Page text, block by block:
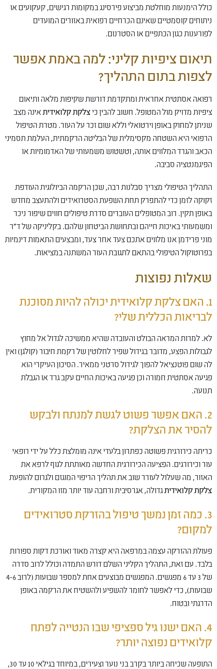
כולל הימנעות מוחלטת מביצוע פירסינג במקומות רגישים, קעקועים או
ניתוחים קוסמטיים שאינם הכרחיים רפואית באזורים המועדים
לפורענות כגון הכתפיים או הסטרנום.
תיאום ציפיות קליני: למה באמת אפשר
לצפות בתום התהליך?
רפואה אסתטית אחראית ומתקדמת דורשת שקיפות מלאה ותיאום
ציפיות מדויק מול המטופל. חשוב להבין כיצלקת קלואידיתאינה מצב
שניתן למחוק באופן וירטואלי וללא שום זכר על העור. מטרת הטיפול
הרפואי היא השטחה מקסימלית של הבליטה הרקמתית, העלמת תסמיני
הכאב והגרד המלווים אותה, וטשטוש משמעותי של האדמומיות או
הפיגמנטציה סביבה.
התהליך הטיפולי מצריך סבלנות רבה, שכן הרקמה הביולוגית העודפת
זקוקה לזמן כדי להתפרק תחת השפעת הסטרואידים ולהתעצב מחדש
באופן תקין. רוב המטופלים העוברים סדרת טיפולים חווים שיפור ניכר
ומשמעותי באיכות חייהם ובתחושת הביטחון שלהם. בקליניקה של ד"ר
מוני פרידמן אנו מלווים אתכם צעד אחר צעד, ומבצעים התאמות דינמיות
בפרוטוקול הטיפולי בהתאם לתגובת העור המשתנה במציאות.
שאלות נפוצות
1. האם צלקת קלואידית יכולה להיות מסוכנת
לבריאות הכללית שלי?
לא. למרות המראה הבולט והעובדה שהיא ממשיכה לגדול אל מחוץ
לגבולות הפצע, מדובר בגידול שפיר לחלוטין של רקמת חיבור (קולגן) ואין
לה שום פוטנציאל להפוך לגידול סרטני ממאיר. הסיכון העיקרי הוא
פגיעה אסתטית חמורה וכן פגיעה באיכות החיים עקב גרד או הגבלת
תנועה.
2. האם אפשר פשוט לגשת למנתח ולבקש
להסיר את הצלקת?
כריתה כירורגית פשוטה כפתרון בלעדי אינה מומלצת כלל על ידי רופאי
עור וכירורגים. הפציעה הכירורגית החדשה מאותתת לגוף לרפא את
האזור, מה שעלול לעורר שוב את תהליך הריפוי המוגזם ולגרום להופעת
צלקת קלואידיתגדולה, אגרסיבית ורחבה עוד יותר מזו המקורית.
3. כמה זמן נמשך טיפול בהזרקת סטרואידים
למקום?
פעולת ההזרקה עצמה במרפאה היא קצרה מאוד ואורכת דקות ספורות
בלבד. עם זאת, התהליך הקליני השלם דורש התמדה וכולל לרוב סדרה
של 3 עד 6 מפגשים. המפגשים מבוצעים אחת למספר שבועות (לרוב 4-6
שבועות), כדי לאפשר לחומר להשפיע ולהשטיח את הרקמה באופן
הדרגתי ובטוח.
4. האם ישנו גיל ספציפי שבו הנטייה לפתח
קלואידים נפוצה יותר?
התופעה שכיחה ביותר בקרב בני נוער וצעירים, במיוחד בגילאי 10 עד 30,